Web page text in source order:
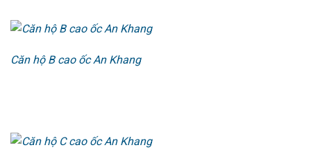
Căn hộ B cao ốc An Khang